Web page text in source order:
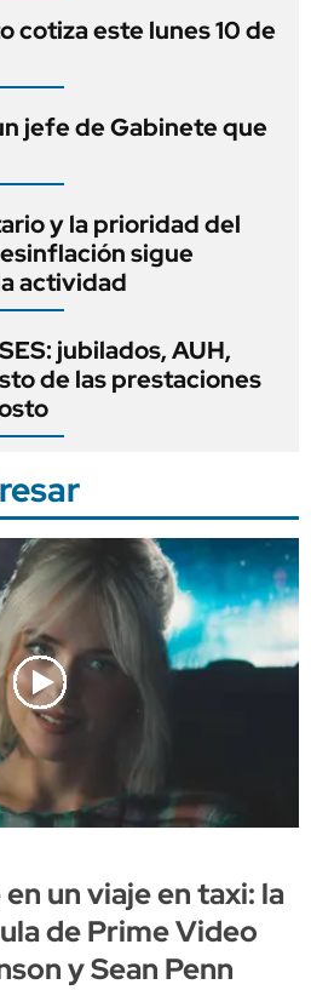
cotiza este lunes 10 de
jefe de Gabinete que
y la prioridad del
sigue
actividad
jubilados, AUH,
de las prestaciones
un viaje en taxi: la
de Prime Video
y Sean Penn